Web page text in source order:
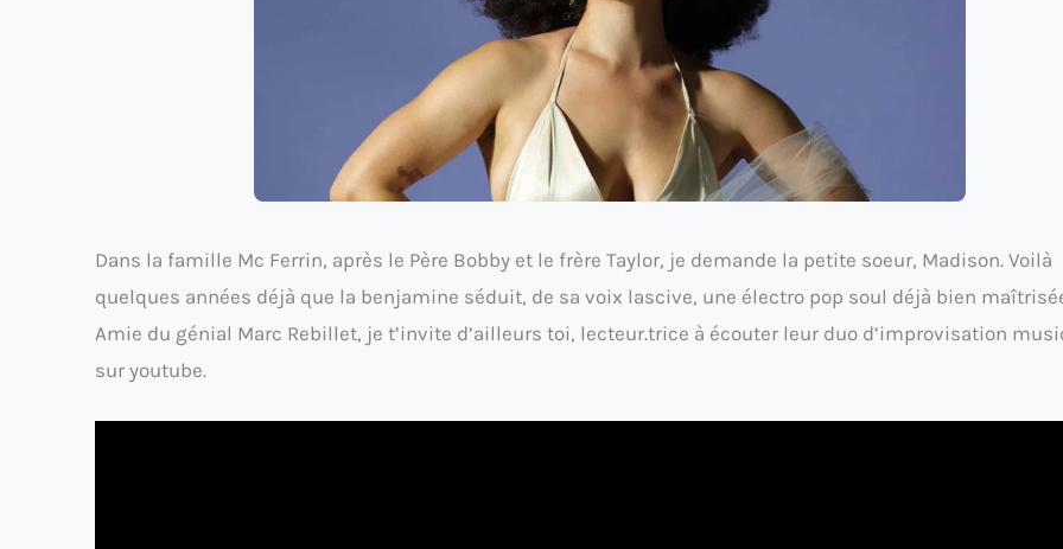
Dans la famille Mc Ferrin, après le Père Bobby et le frère Taylor, je demande la petite soeur, Madison. Voilà
quelques années déjà que la benjamine séduit, de sa voix lascive, une électro pop soul déjà bien
Amie du génial Marc Rebillet, je t’invite d’ailleurs toi, lecteur.trice à écouter leur duo d’improvisation
sur youtube.